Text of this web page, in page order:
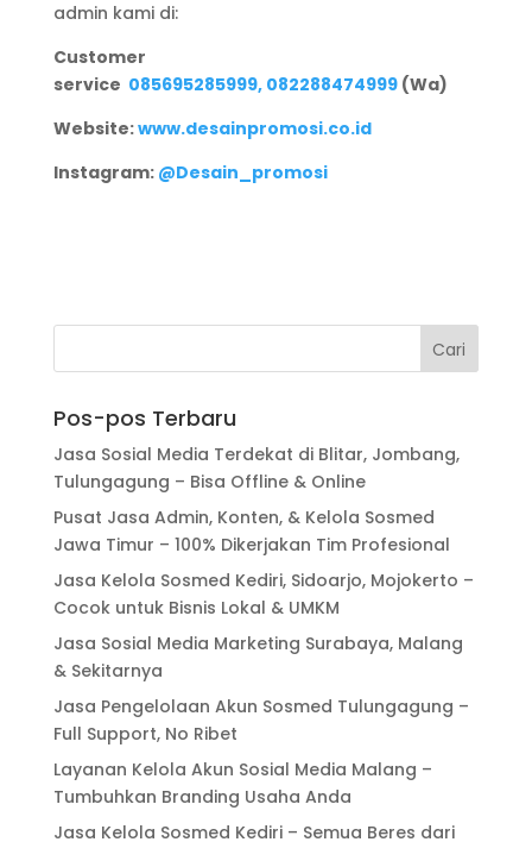
admin kami di:
Customer
service 085695285999, 082288474999(Wa)
Website:www.desainpromosi.co.id
Instagram: @Desain_promosi
Pos-pos Terbaru
Jasa Sosial Media Terdekat di Blitar, Jombang,
Tulungagung – Bisa Offline & Online
Pusat Jasa Admin, Konten, & Kelola Sosmed
Jawa Timur – 100% Dikerjakan Tim Profesional
Jasa Kelola Sosmed Kediri, Sidoarjo, Mojokerto –
Cocok untuk Bisnis Lokal & UMKM
Jasa Sosial Media Marketing Surabaya, Malang
& Sekitarnya
Jasa Pengelolaan Akun Sosmed Tulungagung –
Full Support, No Ribet
Layanan Kelola Akun Sosial Media Malang –
Tumbuhkan Branding Usaha Anda
Jasa Kelola Sosmed Kediri – Semua Beres dari